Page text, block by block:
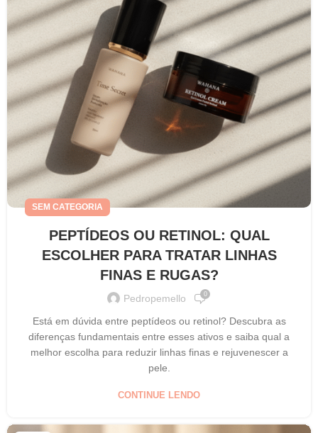
SEM CATEGORIA
PEPTÍDEOS OU RETINOL: QUAL
ESCOLHER PARA TRATAR LINHAS
FINAS E RUGAS?
Pedropemello 0
Está em dúvida entre peptídeos ou retinol? Descubra as
diferenças fundamentais entre esses ativos e saiba qual a
melhor escolha para reduzir linhas finas e rejuvenescer a
pele.
CONTINUE LENDO